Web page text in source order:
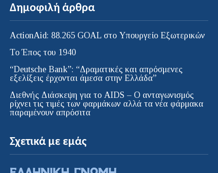
Δημοφιλή άρθρα
ActionAid: 88.265 GOAL στο Υπουργείο Εξωτερικών
Το Έπος του 1940
“Deutsche Bank”: “Δραματικές και απρόσμενες
εξελίξεις έρχονται άμεσα στην Ελλάδα”
Διεθνής Διάσκεψη για το AIDS – Ο ανταγωνισμός
ρίχνει τις τιμές των φαρμάκων αλλά τα νέα φάρμακα
παραμένουν απρόσιτα
Σχετικά με εμάς